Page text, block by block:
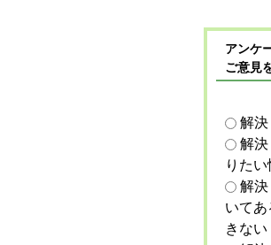
アンケ
ご意見
解
解
りた
解
いて
きない